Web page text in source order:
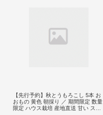
【先行予約】秋とうもろこし 5本 お
おもの 黄色 朝採り ／ 期間限定 数量
限定 ハウス栽培 産地直送 甘い スイ